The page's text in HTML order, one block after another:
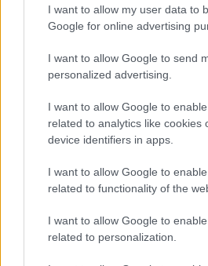
I want to allow my user data to
Google for online advertising
I want to allow Google to send
personalized advertising.
I want to allow Google to
related to analytics like cookies
device identifiers in apps.
I want to allow Google to
related to functionality of the
I want to allow Google to
related to personalization.